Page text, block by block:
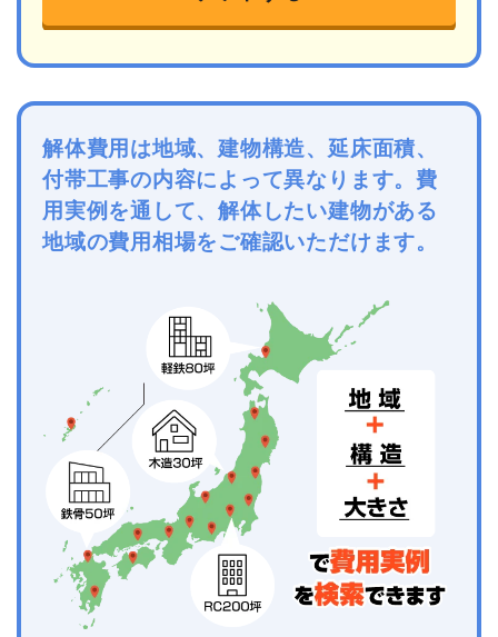
解体費用は地域、建物構造、延床面積、
付帯工事の内容によって異なります。費
用実例を通して、解体したい建物がある
地域の費用相場をご確認いただけます。